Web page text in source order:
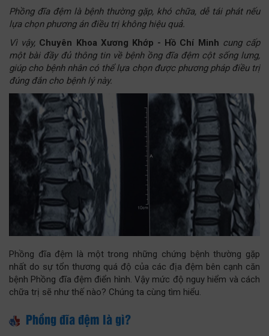
Phồng đĩa đệm là bệnh thường gặp, khó chữa, dễ tái phát nếu
lựa chọn phương án điều trị không hiệu quả.
Vì vậy, Chuyên Khoa Xương Khớp - Hồ Chí Minh cung cấp
một bài đầy đủ thông tin về bệnh ồng đĩa đệm cột sống lưng,
giúp cho bệnh nhân có thể lựa chọn được phương pháp điều trị
đúng đắn cho bệnh lý này.
Phồng đĩa đệm là một trong những chứng bệnh thường gặp
nhất do sự tổn thương quá độ của các địa đệm bên cạnh căn
bệnh Phồng đĩa đệm điển hình. Vậy mức độ nguy hiểm và cách
chữa trị sẽ như thế nào? Chúng ta cùng tìm hiểu.
Phồng đĩa đệm là gì?